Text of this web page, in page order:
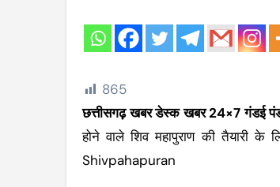
865
छत्तीसगढ़ खबर डेस्क खबर 24×7 गंडई
होने वाले शिव महापुराण की तैयारी के
Shivpahapuran